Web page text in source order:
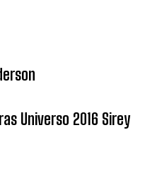
Universo 2016 Sirey